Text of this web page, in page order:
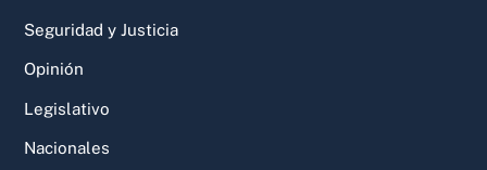
Seguridad y Justicia
Opinión
Legislativo
Nacionales